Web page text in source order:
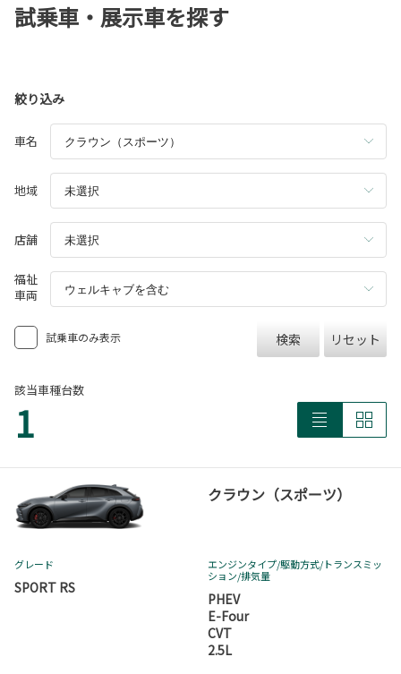
試乗車・展示車を探す
絞り込み
車名
地域
店舗
福祉
車両
試乗車のみ表示 検索 リセット
該当車種台数
1
クラウン（スポーツ）
グレード
SPORT RS
エンジンタイプ/駆動方式/トランスミッ
ション/排気量
PHEV
E-Four
CVT
2.5L